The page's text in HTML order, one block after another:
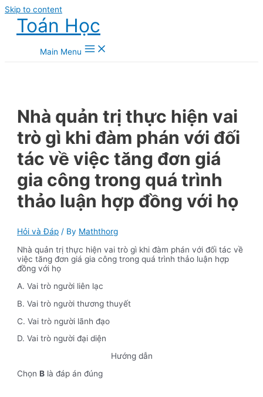
Skip to content
Toán Học
Main Menu
Nhà quản trị thực hiện vai
trò gì khi đàm phán với đối
tác về việc tăng đơn giá
gia công trong quá trình
thảo luận hợp đồng với họ
Hỏi và Đáp / By Maththorg
Nhà quản trị thực hiện vai trò gì khi đàm phán với đối tác về
việc tăng đơn giá gia công trong quá trình thảo luận hợp
đồng với họ
A. Vai trò người liên lạc
B. Vai trò người thương thuyết
C. Vai trò người lãnh đạo
D. Vai trò người đại diện
Hướng dẫn
ChọnB là đáp án đúng